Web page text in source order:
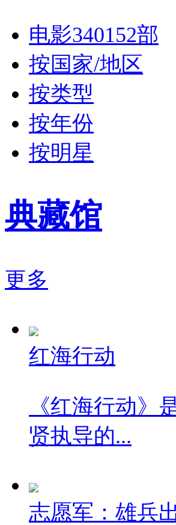
电影340152部
按国家/地区
按类型
按年份
按明星
典藏馆
更多
红海行动
《红海行动》
贤执导的...
志愿军：雄兵